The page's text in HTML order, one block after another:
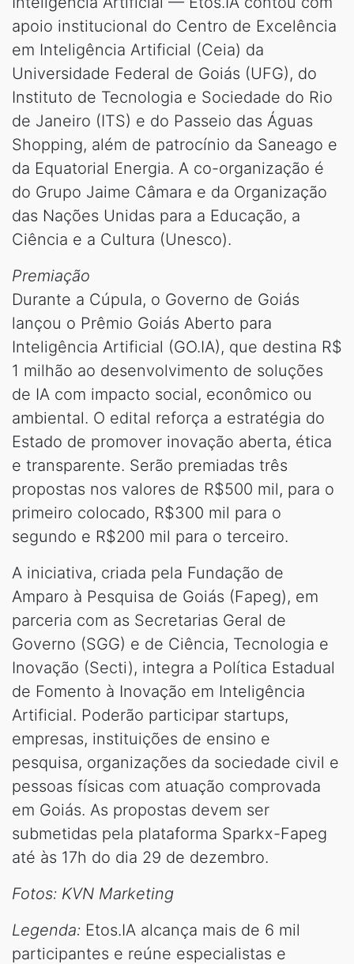
apoio institucional do Centro de Excelência
em Inteligência Artificial (Ceia) da
Universidade Federal de Goiás (UFG), do
Instituto de Tecnologia e Sociedade do Rio
de Janeiro (ITS) e do Passeio das Águas
Shopping, além de patrocínio da Saneago e
da Equatorial Energia. A co-organização é
do Grupo Jaime Câmara e da Organização
das Nações Unidas para a Educação, a
Ciência e a Cultura (Unesco).
Premiação
Durante a Cúpula, o Governo de Goiás
lançou o Prêmio Goiás Aberto para
Inteligência Artificial (GO.IA), que destina R$
1 milhão ao desenvolvimento de soluções
de IA com impacto social, econômico ou
ambiental. O edital reforça a estratégia do
Estado de promover inovação aberta, ética
e transparente. Serão premiadas três
propostas nos valores de R$500 mil, para o
primeiro colocado, R$300 mil para o
segundo e R$200 mil para o terceiro.
A iniciativa, criada pela Fundação de
Amparo à Pesquisa de Goiás (Fapeg), em
parceria com as Secretarias Geral de
Governo (SGG) e de Ciência, Tecnologia e
Inovação (Secti), integra a Política Estadual
de Fomento à Inovação em Inteligência
Artificial. Poderão participar startups,
empresas, instituições de ensino e
pesquisa, organizações da sociedade civil e
pessoas físicas com atuação comprovada
em Goiás. As propostas devem ser
submetidas pela plataforma Sparkx-Fapeg
até às 17h do dia 29 de dezembro.
Fotos: KVN Marketing
Legenda: Etos.IA alcança mais de 6 mil
participantes e reúne especialistas e